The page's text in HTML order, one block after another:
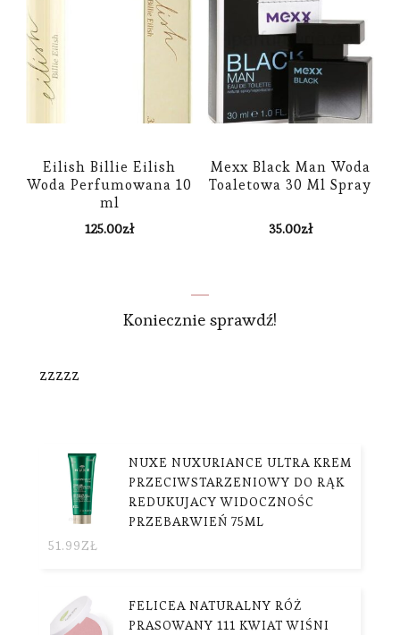
Eilish Billie Eilish
Woda Perfumowana 10
ml
125.00zł
Mexx Black Man Woda
Toaletowa 30 Ml Spray
35.00zł
Koniecznie sprawdź!
zzzzz
NUXE NUXURIANCE ULTRA KREM
PRZECIWSTARZENIOWY DO RĄK
REDUKUJACY WIDOCZNOŚC
PRZEBARWIEŃ 75ML
51.99ZŁ
FELICEA NATURALNY RÓŻ
PRASOWANY 111 KWIAT WIŚNI